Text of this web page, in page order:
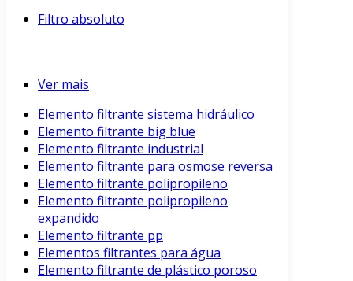
Filtro absoluto
Ver mais
Elemento filtrante sistema hidráulico
Elemento filtrante big blue
Elemento filtrante industrial
Elemento filtrante para osmose reversa
Elemento filtrante polipropileno
Elemento filtrante polipropileno
expandido
Elemento filtrante pp
Elementos filtrantes para água
Elemento filtrante de plástico poroso